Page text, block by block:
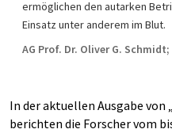
ermöglichen den autarken
Einsatz unter anderem im Blut.
AG Prof. Dr. Oliver G.
In der aktuellen Ausgabe
berichten die Forscher vom